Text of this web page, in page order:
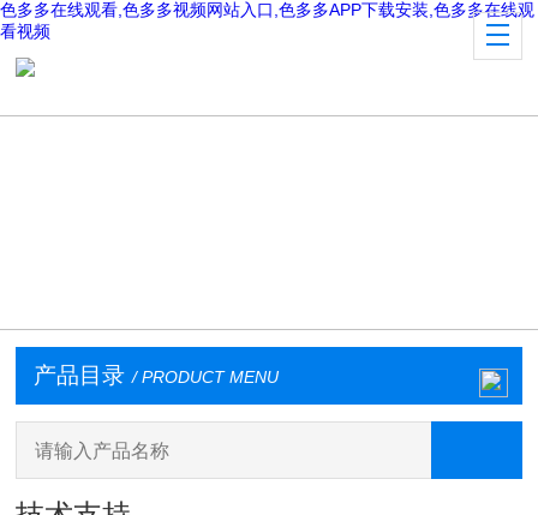
色多多在线观看,色多多视频网站入口,色多多APP下载安装,色多多在线观
看视频
产品目录 / PRODUCT MENU